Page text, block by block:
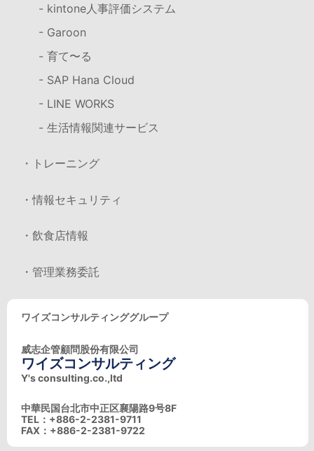
- kintone人事評価システム
- Garoon
- 育て〜る
- SAP Hana Cloud
- LINE WORKS
- 生活情報関連サービス
・トレーニング
・情報セキュリティ
・飲食店情報
・管理業務委託
ワイズコンサルティンググループ
威志企管顧問股份有限公司
ワイズコンサルティング
Y's consulting.co.,ltd
中華民国台北市中正区襄陽路9号8F
TEL：+886-2-2381-9711
FAX：+886-2-2381-9722